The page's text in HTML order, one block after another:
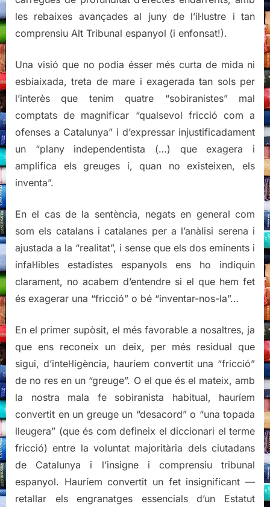
les rebaixes avançades al juny de l’il·lustre i tan
comprensiu Alt Tribunal espanyol (i enfonsat!).
Una visió que no podia ésser més curta de mida ni
esbiaixada, treta de mare i exagerada tan sols per
l’interès que tenim quatre “sobiranistes” mal
comptats de magnificar “qualsevol fricció com a
ofenses a Catalunya” i d’expressar injustificadament
un “plany independentista (…) que exagera i
amplifica els greuges i, quan no existeixen, els
inventa”.
En el cas de la sentència, negats en general com
som els catalans i catalanes per a l’anàlisi serena i
ajustada a la “realitat”, i sense que els dos eminents i
infal·libles estadistes espanyols ens ho indiquin
clarament, no acabem d’entendre si el que hem fet
és exagerar una “fricció” o bé “inventar-nos-la”…
En el primer supòsit, el més favorable a nosaltres, ja
que ens reconeix un deix, per més residual que
sigui, d’intel·ligència, hauríem convertit una “fricció”
de no res en un “greuge”. O el que és el mateix, amb
la nostra mala fe sobiranista habitual, hauríem
convertit en un greuge un “desacord” o “una topada
lleugera” (que és com defineix el diccionari el terme
fricció) entre la voluntat majoritària dels ciutadans
de Catalunya i l’insigne i comprensiu tribunal
espanyol. Hauríem convertit un fet insignificant —
retallar els engranatges essencials d’un Estatut